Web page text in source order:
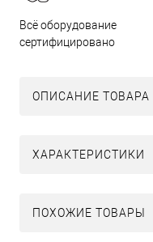
Всё оборудование
сертифицировано
ОПИСАНИЕ ТОВАРА
ХАРАКТЕРИСТИКИ
ПОХОЖИЕ ТОВАРЫ